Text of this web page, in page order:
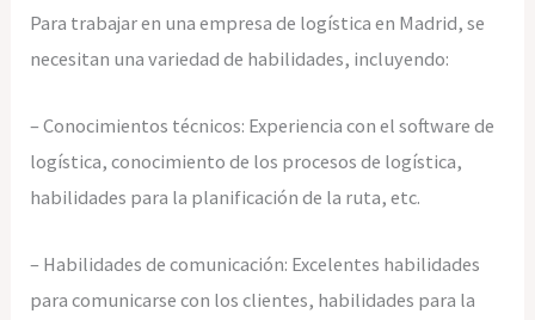
Para trabajar en una empresa de logística en Madrid, se
necesitan una variedad de habilidades, incluyendo:
– Conocimientos técnicos: Experiencia con el software de
logística, conocimiento de los procesos de logística,
habilidades para la planificación de la ruta, etc.
– Habilidades de comunicación: Excelentes habilidades
para comunicarse con los clientes, habilidades para la